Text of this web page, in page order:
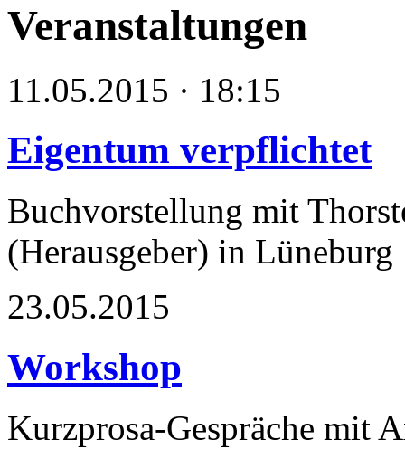
Veranstaltungen
11.05.2015 · 18:15
Eigentum verpflichtet
Buchvorstellung mit
(Herausgeber) in Lüneburg
23.05.2015
Workshop
Kurzprosa-Gespräche mit